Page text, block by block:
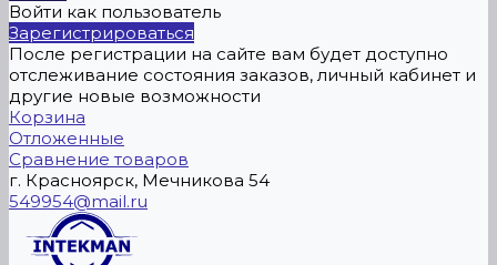
Войти как пользователь
Зарегистрироваться
После регистрации на сайте вам будет доступно
отслеживание состояния заказов, личный кабинет и
другие новые возможности
Корзина
Отложенные
Сравнение товаров
г. Красноярск, Мечникова 54
549954@mail.ru